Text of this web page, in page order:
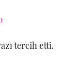
tercih etti.